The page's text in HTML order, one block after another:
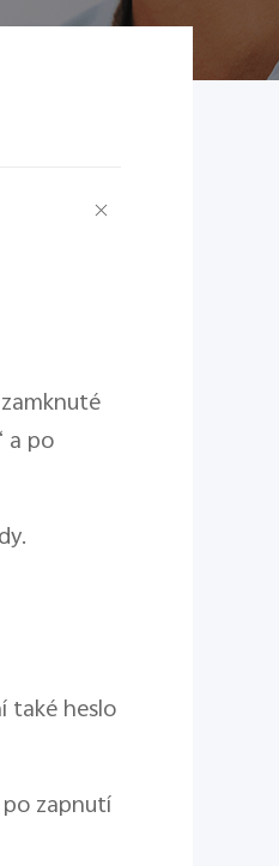
a po
také heslo
zapnutí